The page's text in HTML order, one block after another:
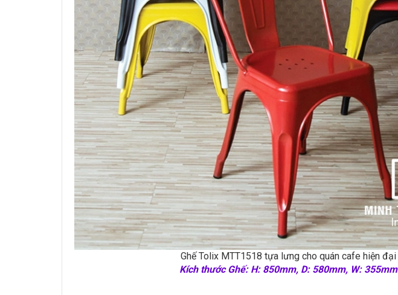
Ghế Tolix MTT1518 tựa lưng cho quán cafe hiện đại
Kích thước Ghế: H: 850mm, D: 580mm, W: 355mm